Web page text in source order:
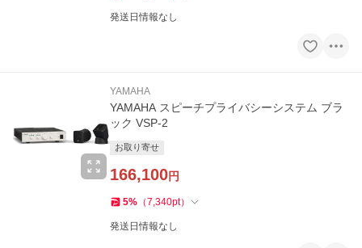
発送日情報なし
YAMAHA
YAMAHA スピーチプライバシーシステム ブラ
ック VSP-2
お取り寄せ
166,100円
5% （7,340pt）
発送日情報なし